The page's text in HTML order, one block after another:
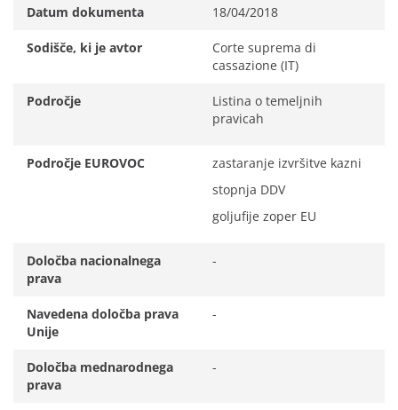
Datum dokumenta 18/04/2018
Sodišče, ki je avtor
Corte suprema di
cassazione (IT)
Področje
Listina o temeljnih
pravicah
Področje EUROVOC
zastaranje izvršitve kazni
stopnja DDV
goljufije zoper EU
Določba nacionalnega
prava
-
Navedena določba prava
Unije
-
Določba mednarodnega
prava
-